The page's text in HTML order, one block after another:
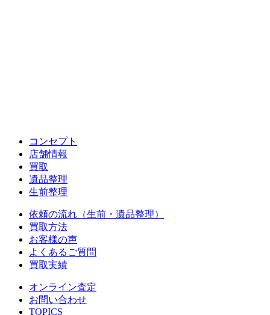
コンセプト
店舗情報
買取
遺品整理
生前整理
依頼の流れ（生前・遺品整理）
買取方法
お客様の声
よくあるご質問
買取実績
オンライン査定
お問い合わせ
TOPICS